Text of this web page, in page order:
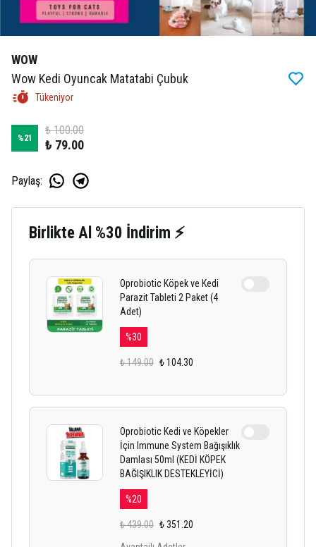
WOW
Wow Kedi Oyuncak Matatabi Çubuk
Tükeniyor
%21
₺ 100.00
₺ 79.00
Paylaş:
Birlikte Al %30 İndirim ⚡
Oprobiotic Köpek ve Kedi
Parazit Tableti 2 Paket (4
Adet)
%30
₺ 149.00 ₺ 104.30
Oprobiotic Kedi ve Köpekler
İçin Immune System Bağışıklık
Damlası 50ml (KEDİ KÖPEK
BAĞIŞIKLIK DESTEKLEYİCİ)
%20
₺ 439.00 ₺ 351.20